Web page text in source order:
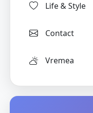
Life & Style
Contact
Vremea